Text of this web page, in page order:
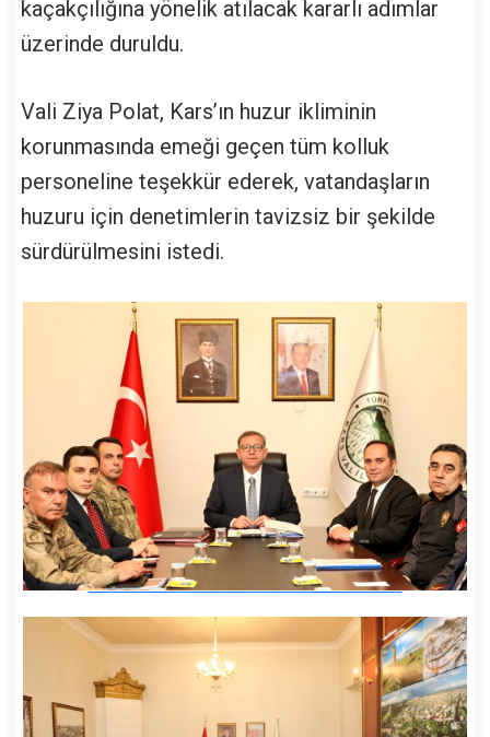
kaçakçılığına yönelik atılacak kararlı adımlar
üzerinde duruldu.
Vali Ziya Polat, Kars’ın huzur ikliminin
korunmasında emeği geçen tüm kolluk
personeline teşekkür ederek, vatandaşların
huzuru için denetimlerin tavizsiz bir şekilde
sürdürülmesini istedi.